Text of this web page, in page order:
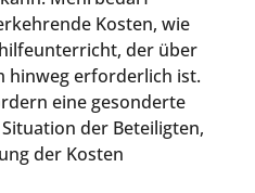
Kosten, wie
der über
hinweg erforderlich ist.
eine gesonderte
der Beteiligten,
der Kosten